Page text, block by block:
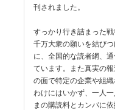
刊されました。
すっかり行き詰まった
千万大衆の願いを結び
に、全国的な読者網、
ています。また真実の
の面で特定の企業や組
わけにはいかず、一人
まの購読料とカンパに